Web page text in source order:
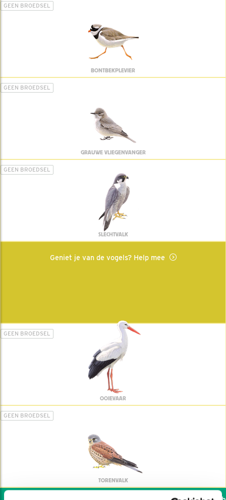
GEEN BROEDSEL
BONTBEKPLEVIER
GEEN BROEDSEL
GRAUWE VLIEGENVANGER
GEEN BROEDSEL
SLECHTVALK
Geniet je van de vogels? Help mee
GEEN BROEDSEL
OOIEVAAR
GEEN BROEDSEL
TORENVALK